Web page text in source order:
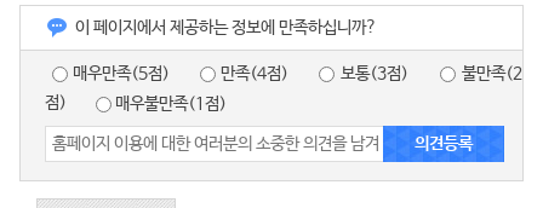
이 페이지에서 제공하는 정보에 만족하십니까?
매우만족(5점) 만족(4점) 보통(3점)
점)
매우불만족(1점)